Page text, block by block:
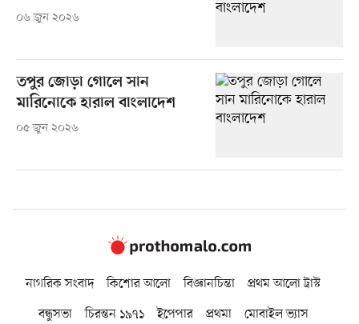
০৬ জুন ২০২৬
তপুর জোড়া গোলে সান
মারিনোকে হারাল বাংলাদেশ
০৫ জুন ২০২৬
নাগরিক সংবাদ কিশোর আলো বিজ্ঞানচিন্তা
প্রথম আলো ট্রাস্ট
বন্ধুসভা
চিরন্তন ১৯৭১ ইপেপার প্রথমা মোবাইল ভ্যাস